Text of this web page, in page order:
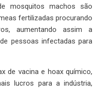
mosquitos machos são
fertilizadas procurando
aumentando assim a
pessoas infectadas para
de vacina e hoax químico,
lucros para a indústria,